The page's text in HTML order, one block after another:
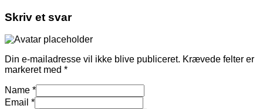
Skriv et svar
Din e-mailadresse vil ikke blive publiceret. Krævede felter er
markeret med *
Name *
Email *